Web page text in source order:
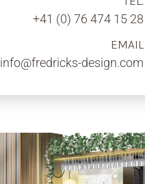
+41 (0) 76 474 15 28
EMAIL
info@fredricks-design.com